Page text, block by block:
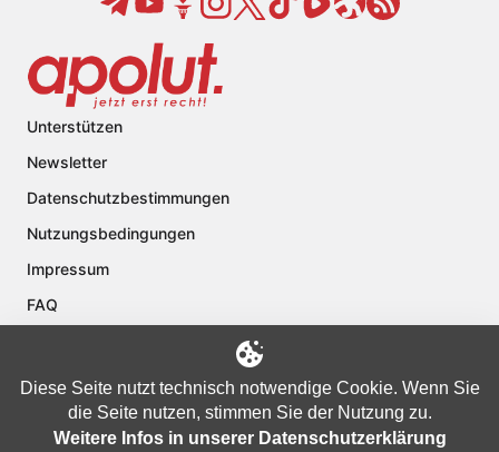
Unterstützen
Newsletter
Datenschutzbestimmungen
Nutzungsbedingungen
Impressum
FAQ
Diese Seite nutzt technisch notwendige Cookie. Wenn Sie
die Seite nutzen, stimmen Sie der Nutzung zu.
Weitere Infos in unserer Datenschutzerklärung